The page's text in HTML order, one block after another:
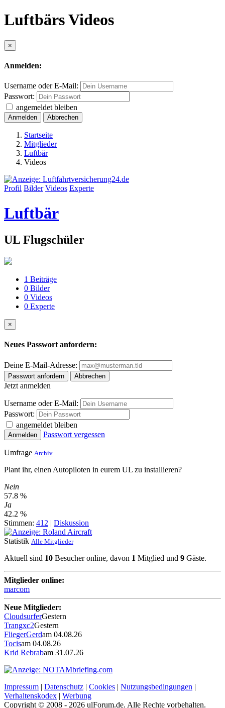
Luftbärs Videos
×
Anmelden:
Username oder E-Mail:
Passwort:
angemeldet bleiben
Anmelden Abbrechen
Startseite
Mitglieder
Luftbär
Videos
Profil Bilder Videos Experte
Luftbär
UL Flugschüler
1 Beiträge
0 Bilder
0 Videos
0 Experte
×
Neues Passwort anfordern:
Deine E-Mail-Adresse:
Passwort anfordern Abbrechen
Jetzt anmelden
Username oder E-Mail:
Passwort:
angemeldet bleiben
Anmelden Passwort vergessen
Umfrage Archiv
Plant ihr, einen Autopiloten in eurem UL zu installieren?
Nein
57.8 %
Ja
42.2 %
Stimmen: 412 | Diskussion
Statistik Alle Mitglieder
Aktuell sind 10 Besucher online, davon 1 Mitglied und 9 Gäste.
Mitglieder online:
marcom
Neue Mitglieder:
CloudsurferGestern
Trangxc2Gestern
FliegerGerdam 04.08.26
Tocisam 04.08.26
Krid Rebrabam 31.07.26
Impressum | Datenschutz | Cookies | Nutzungsbedingungen |
Verhaltenskodex | Werbung
Copyright © 2008 - 2026 ulForum.de. Alle Rechte vorbehalten.